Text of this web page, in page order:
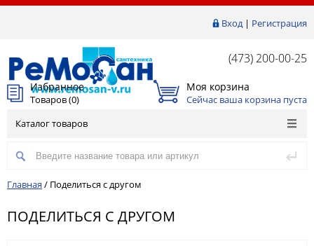
Вход| Регистрация
(473) 200-00-25
Избранное
Товаров (0)
Моя корзина
Сейчас ваша корзина пуста
Каталог товаров
Главная / Поделиться с другом
ПОДЕЛИТЬСЯ С ДРУГОМ